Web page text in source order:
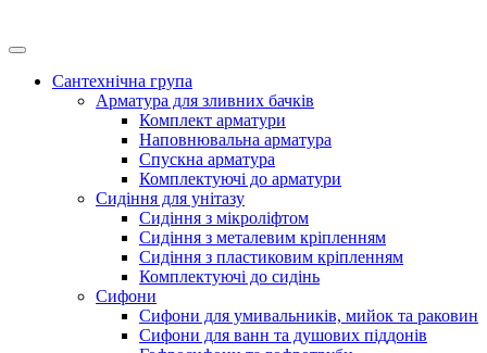
Сантехнічна група
Арматура для зливних бачків
Комплект арматури
Наповнювальна арматура
Спускна арматура
Комплектуючі до арматури
Сидіння для унітазу
Сидіння з мікроліфтом
Сидіння з металевим кріпленням
Сидіння з пластиковим кріпленням
Комплектуючі до сидінь
Сифони
Сифони для умивальників, мийок та раковин
Сифони для ванн та душових піддонів